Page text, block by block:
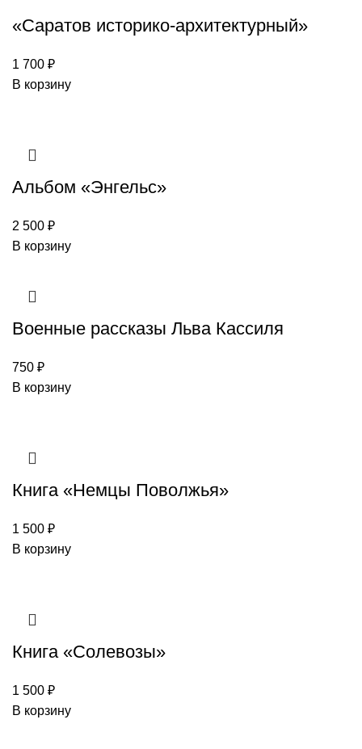
«Саратов историко-архитектурный»
1 700 ₽
В корзину
Альбом «Энгельс»
2 500 ₽
В корзину
Военные рассказы Льва Кассиля
750 ₽
В корзину
Книга «Немцы Поволжья»
1 500 ₽
В корзину
Книга «Солевозы»
1 500 ₽
В корзину